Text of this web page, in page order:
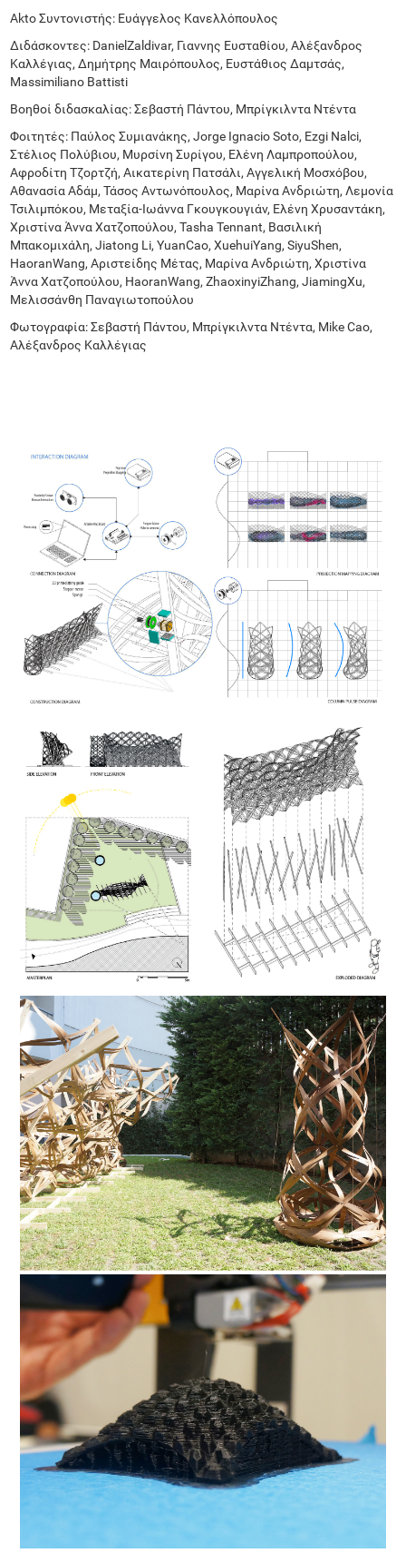
Akto Συντονιστής: Ευάγγελος Κανελλόπουλος
Διδάσκοντες: DanielZaldivar, Γιαννης Ευσταθίου, Αλέξανδρος
Καλλέγιας, Δημήτρης Μαιρόπουλος, Ευστάθιος Δαμτσάς,
Massimiliano Battisti
Βοηθοί διδασκαλίας: Σεβαστή Πάντου, Μπρίγκιλντα Ντέντα
Φοιτητές: Παύλος Συμιανάκης, Jorge Ignacio Soto, Ezgi Nalci,
Στέλιος Πολύβιου, Μυρσίνη Συρίγου, Ελένη Λαμπροπούλου,
Αφροδίτη Τζορτζή, Αικατερίνη Πατσάλι, Αγγελική Μοσχόβου,
Αθανασία Αδάμ, Τάσος Αντωνόπουλος, Μαρίνα Ανδριώτη, Λεμονία
Τσιλιμπόκου, Μεταξία-Ιωάννα Γκουγκουγιάν, Ελένη Χρυσαντάκη,
Χριστίνα Άννα Χατζοπούλου, Tasha Tennant, Βασιλική
Μπακομιχάλη, Jiatong Li, YuanCao, XuehuiYang, SiyuShen,
HaoranWang, Αριστείδης Μέτας, Μαρίνα Ανδριώτη, Χριστίνα
Άννα Χατζοπούλου, HaoranWang, ZhaoxinyiZhang, JiamingXu,
Μελισσάνθη Παναγιωτοπούλου
Φωτογραφία: Σεβαστή Πάντου, Μπρίγκιλντα Ντέντα, Mike Cao,
Αλέξανδρος Καλλέγιας